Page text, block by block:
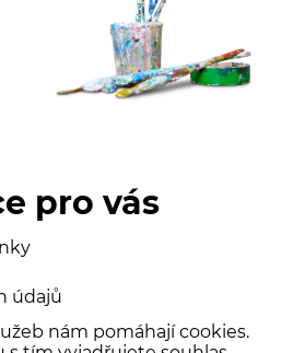
pro vás
údajů
nám pomáhají cookies.